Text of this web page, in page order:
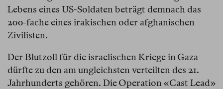
Lebens eines US-Soldaten beträgt demnach das
200-fache eines irakischen oder afghanischen
Zivilisten.
Der Blutzoll für die israelischen Kriege in Gaza
dürfte zu den am ungleichsten verteilten des 21.
Jahrhunderts gehören. Die Operation «Cast Lead»